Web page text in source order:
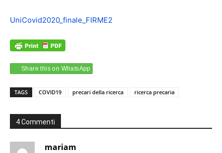
UniCovid2020_finale_FIRME2
Share this on WhatsApp
TAGS COVID19 precari della ricerca ricerca precaria
4 Commenti
mariam